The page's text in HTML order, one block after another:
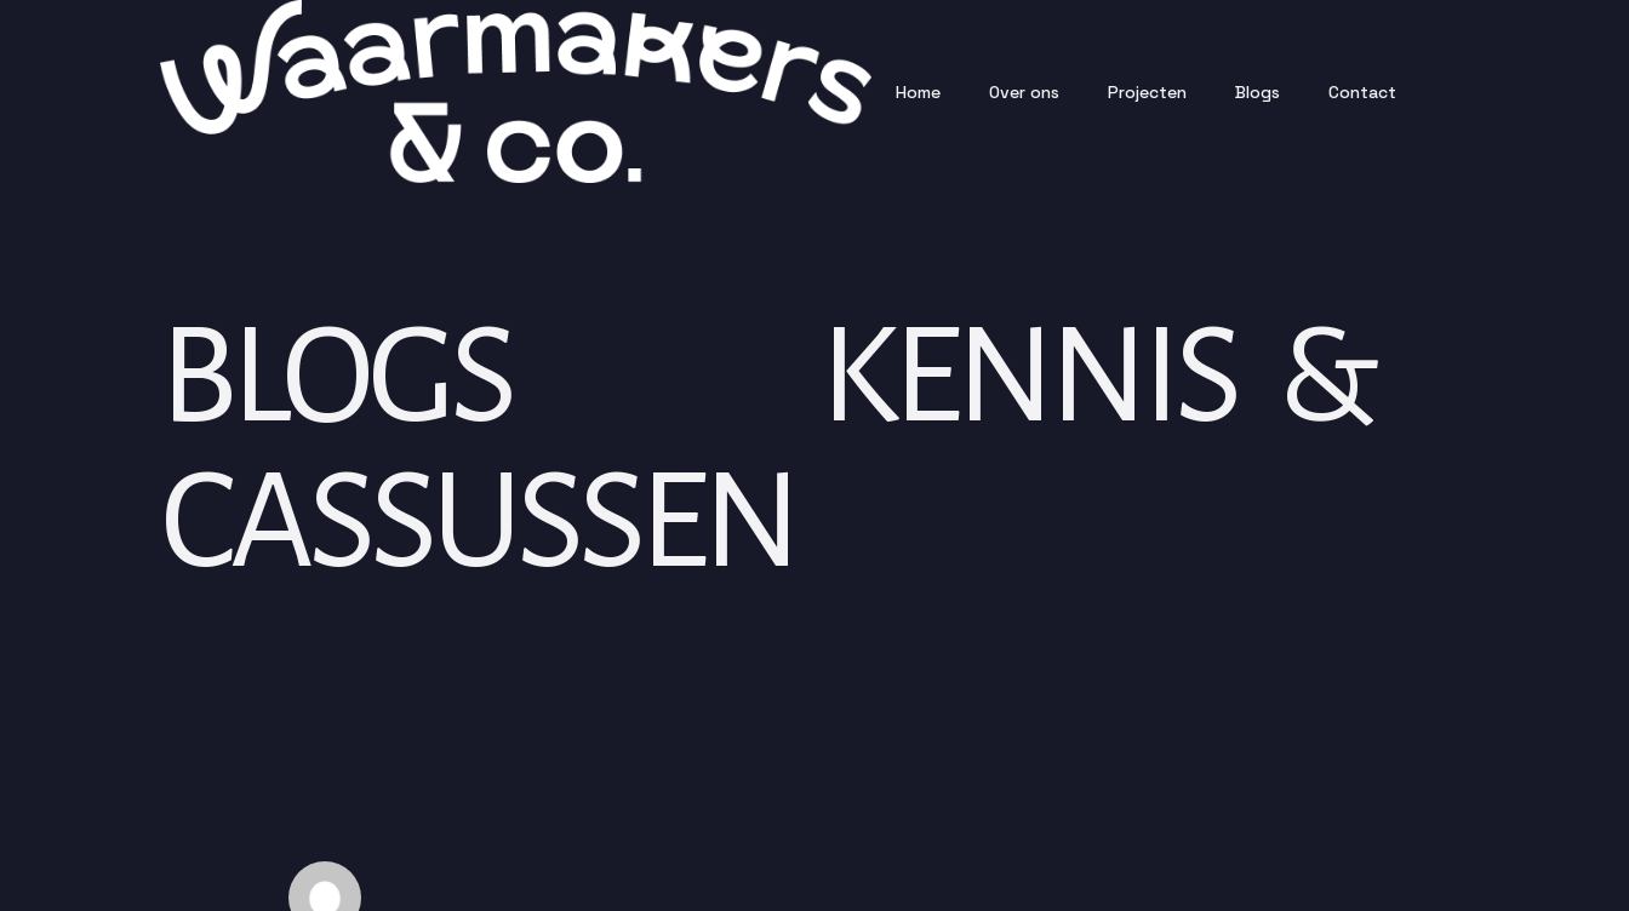
Home Over ons Projecten Blogs Contact
BLOGS
KENNIS &
CASSUSSEN